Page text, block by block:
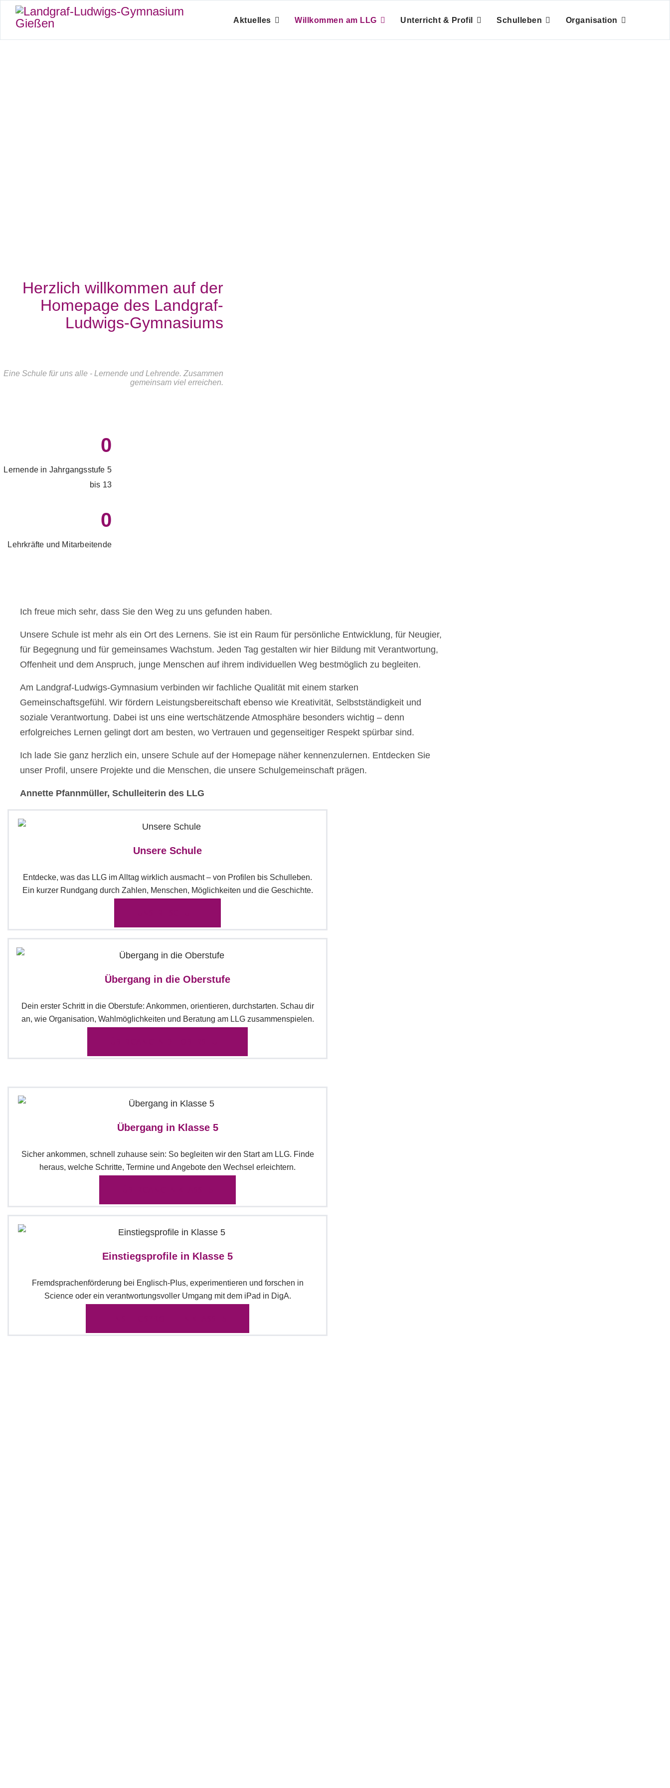
Aktuelles Willkommen am LLG Unterricht & Profil Schulleben Organisation
Herzlich willkommen auf der
Homepage des Landgraf-
Ludwigs-Gymnasiums
Eine Schule für uns alle - Lernende und Lehrende. Zusammen
gemeinsam viel erreichen.
0
Lernende in Jahrgangsstufe 5
bis 13
0
Lehrkräfte und Mitarbeitende
Ich freue mich sehr, dass Sie den Weg zu uns gefunden haben.
Unsere Schule ist mehr als ein Ort des Lernens. Sie ist ein Raum für persönliche Entwicklung, für Neugier,
für Begegnung und für gemeinsames Wachstum. Jeden Tag gestalten wir hier Bildung mit Verantwortung,
Offenheit und dem Anspruch, junge Menschen auf ihrem individuellen Weg bestmöglich zu begleiten.
Am Landgraf-Ludwigs-Gymnasium verbinden wir fachliche Qualität mit einem starken
Gemeinschaftsgefühl. Wir fördern Leistungsbereitschaft ebenso wie Kreativität, Selbstständigkeit und
soziale Verantwortung. Dabei ist uns eine wertschätzende Atmosphäre besonders wichtig – denn
erfolgreiches Lernen gelingt dort am besten, wo Vertrauen und gegenseitiger Respekt spürbar sind.
Ich lade Sie ganz herzlich ein, unsere Schule auf der Homepage näher kennenzulernen. Entdecken Sie
unser Profil, unsere Projekte und die Menschen, die unsere Schulgemeinschaft prägen.
Annette Pfannmüller, Schulleiterin des LLG
Unsere Schule
Entdecke, was das LLG im Alltag wirklich ausmacht – von Profilen bis Schulleben.
Ein kurzer Rundgang durch Zahlen, Menschen, Möglichkeiten und die Geschichte.
Übergang in die Oberstufe
Dein erster Schritt in die Oberstufe: Ankommen, orientieren, durchstarten. Schau dir
an, wie Organisation, Wahlmöglichkeiten und Beratung am LLG zusammenspielen.
Übergang in Klasse 5
Sicher ankommen, schnell zuhause sein: So begleiten wir den Start am LLG. Finde
heraus, welche Schritte, Termine und Angebote den Wechsel erleichtern.
Einstiegsprofile in Klasse 5
Fremdsprachenförderung bei Englisch-Plus, experimentieren und forschen in
Science oder ein verantwortungsvoller Umgang mit dem iPad in DigA.